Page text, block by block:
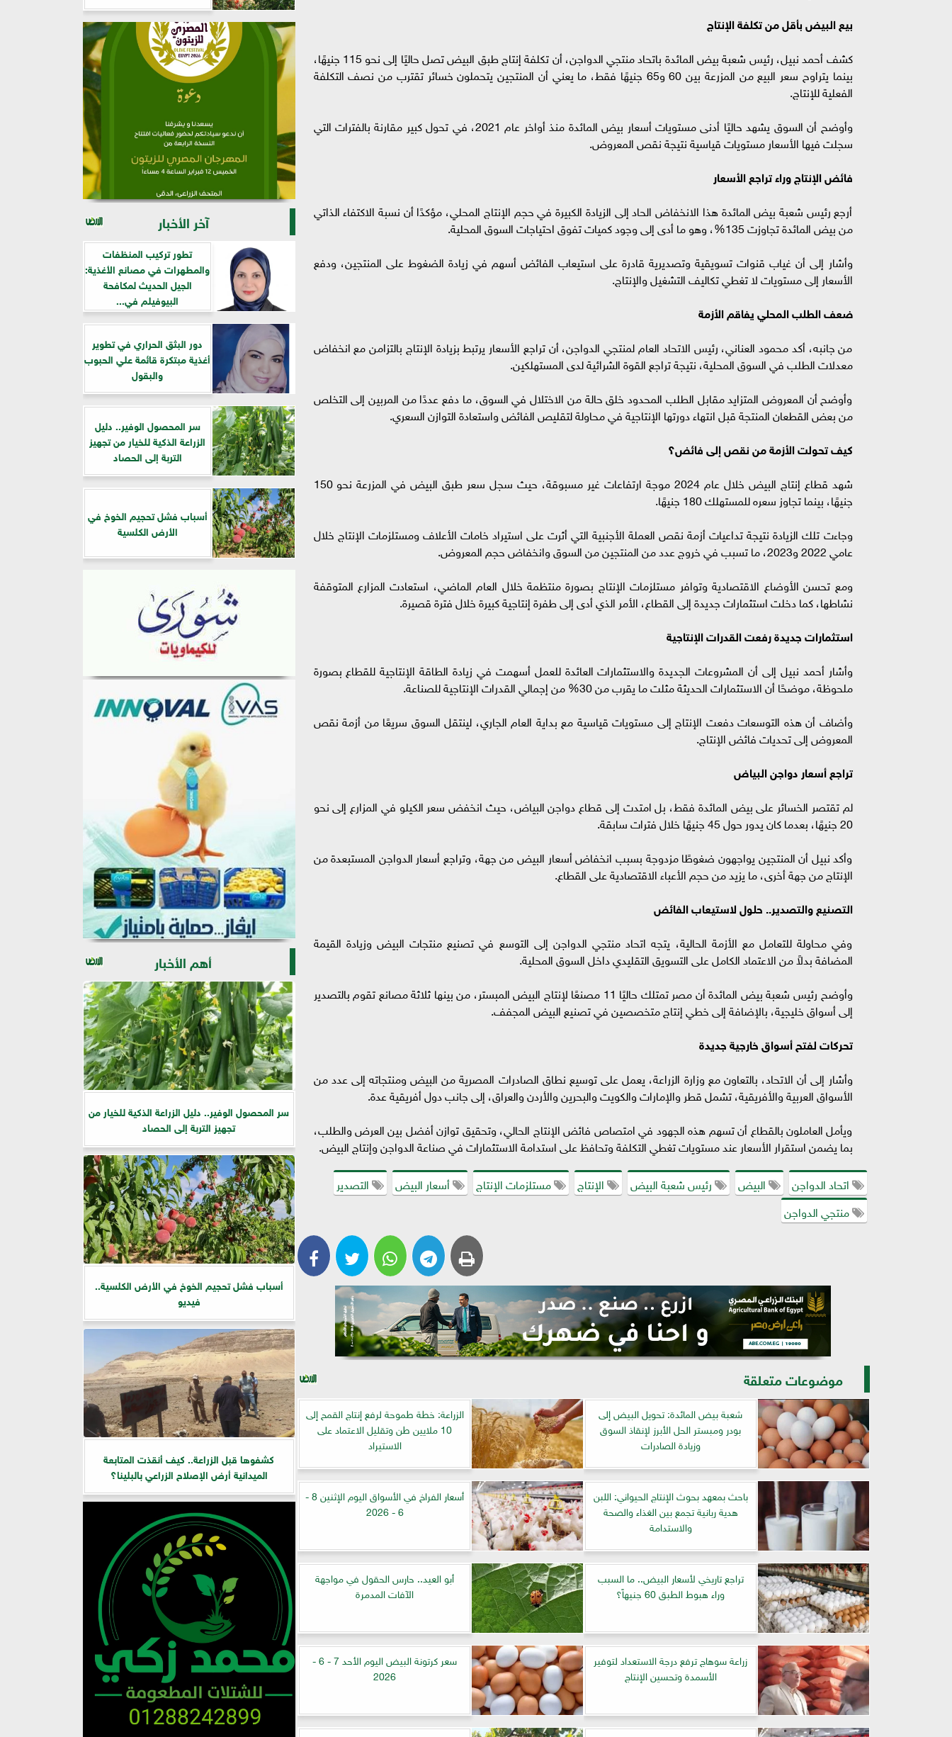
بيع البيض بأقل من تكلفة الإنتاج
كشف أحمد نبيل، رئيس شعبة بيض المائدة باتحاد منتجي الدواجن، أن تكلفة إنتاج طبق البيض تصل حاليًا إلى نحو 115 جنيهًا،
بينما يتراوح سعر البيع من المزرعة بين 60 و65 جنيهًا فقط، ما يعني أن المنتجين يتحملون خسائر تقترب من نصف التكلفة
الفعلية للإنتاج.
وأوضح أن السوق يشهد حاليًا أدنى مستويات أسعار بيض المائدة منذ أواخر عام 2021، في تحول كبير مقارنة بالفترات التي
سجلت فيها الأسعار مستويات قياسية نتيجة نقص المعروض.
فائض الإنتاج وراء تراجع الأسعار
أرجع رئيس شعبة بيض المائدة هذا الانخفاض الحاد إلى الزيادة الكبيرة في حجم الإنتاج المحلي، مؤكدًا أن نسبة الاكتفاء الذاتي
من بيض المائدة تجاوزت 135%، وهو ما أدى إلى وجود كميات تفوق احتياجات السوق المحلية.
وأشار إلى أن غياب قنوات تسويقية وتصديرية قادرة على استيعاب الفائض أسهم في زيادة الضغوط على المنتجين، ودفع
الأسعار إلى مستويات لا تغطي تكاليف التشغيل والإنتاج.
ضعف الطلب المحلي يفاقم الأزمة
من جانبه، أكد محمود العناني، رئيس الاتحاد العام لمنتجي الدواجن، أن تراجع الأسعار يرتبط بزيادة الإنتاج بالتزامن مع انخفاض
معدلات الطلب في السوق المحلية، نتيجة تراجع القوة الشرائية لدى المستهلكين.
وأوضح أن المعروض المتزايد مقابل الطلب المحدود خلق حالة من الاختلال في السوق، ما دفع عددًا من المربين إلى التخلص
من بعض القطعان المنتجة قبل انتهاء دورتها الإنتاجية في محاولة لتقليص الفائض واستعادة التوازن السعري.
كيف تحولت الأزمة من نقص إلى فائض؟
شهد قطاع إنتاج البيض خلال عام 2024 موجة ارتفاعات غير مسبوقة، حيث سجل سعر طبق البيض في المزرعة نحو 150
جنيهًا، بينما تجاوز سعره للمستهلك 180 جنيهًا.
وجاءت تلك الزيادة نتيجة تداعيات أزمة نقص العملة الأجنبية التي أثرت على استيراد خامات الأعلاف ومستلزمات الإنتاج خلال
عامي 2022 و2023، ما تسبب في خروج عدد من المنتجين من السوق وانخفاض حجم المعروض.
ومع تحسن الأوضاع الاقتصادية وتوافر مستلزمات الإنتاج بصورة منتظمة خلال العام الماضي، استعادت المزارع المتوقفة
نشاطها، كما دخلت استثمارات جديدة إلى القطاع، الأمر الذي أدى إلى طفرة إنتاجية كبيرة خلال فترة قصيرة.
استثمارات جديدة رفعت القدرات الإنتاجية
وأشار أحمد نبيل إلى أن المشروعات الجديدة والاستثمارات العائدة للعمل أسهمت في زيادة الطاقة الإنتاجية للقطاع بصورة
ملحوظة، موضحًا أن الاستثمارات الحديثة مثلت ما يقرب من 30% من إجمالي القدرات الإنتاجية للصناعة.
وأضاف أن هذه التوسعات دفعت الإنتاج إلى مستويات قياسية مع بداية العام الجاري، لينتقل السوق سريعًا من أزمة نقص
المعروض إلى تحديات فائض الإنتاج.
تراجع أسعار دواجن البياض
لم تقتصر الخسائر على بيض المائدة فقط، بل امتدت إلى قطاع دواجن البياض، حيث انخفض سعر الكيلو في المزارع إلى نحو
20 جنيهًا، بعدما كان يدور حول 45 جنيهًا خلال فترات سابقة.
وأكد نبيل أن المنتجين يواجهون ضغوطًا مزدوجة بسبب انخفاض أسعار البيض من جهة، وتراجع أسعار الدواجن المستبعدة من
الإنتاج من جهة أخرى، ما يزيد من حجم الأعباء الاقتصادية على القطاع.
التصنيع والتصدير.. حلول لاستيعاب الفائض
وفي محاولة للتعامل مع الأزمة الحالية، يتجه اتحاد منتجي الدواجن إلى التوسع في تصنيع منتجات البيض وزيادة القيمة
المضافة بدلاً من الاعتماد الكامل على التسويق التقليدي داخل السوق المحلية.
وأوضح رئيس شعبة بيض المائدة أن مصر تمتلك حاليًا 11 مصنعًا لإنتاج البيض المبستر، من بينها ثلاثة مصانع تقوم بالتصدير
إلى أسواق خليجية، بالإضافة إلى خطي إنتاج متخصصين في تصنيع البيض المجفف.
تحركات لفتح أسواق خارجية جديدة
وأشار إلى أن الاتحاد، بالتعاون مع وزارة الزراعة، يعمل على توسيع نطاق الصادرات المصرية من البيض ومنتجاته إلى عدد من
الأسواق العربية والأفريقية، تشمل قطر والإمارات والكويت والبحرين والأردن والعراق، إلى جانب دول أفريقية عدة.
ويأمل العاملون بالقطاع أن تسهم هذه الجهود في امتصاص فائض الإنتاج الحالي، وتحقيق توازن أفضل بين العرض والطلب،
بما يضمن استقرار الأسعار عند مستويات تغطي التكلفة وتحافظ على استدامة الاستثمارات في صناعة الدواجن وإنتاج البيض.
اتحاد الدواجن
البيض رئيس شعبة البيض الإنتاج مستلزمات الإنتاج أسعار البيض
التصدير
منتجي الدواجن
موضوعات متعلقة
شعبة بيض المائدة: تحويل البيض إلى
بودر ومبستر الحل الأبرز لإنقاذ السوق
وزيادة الصادرات
الزراعة: خطة طموحة لرفع إنتاج القمح إلى
10 ملايين طن وتقليل الاعتماد على
الاستيراد
باحث بمعهد بحوث الإنتاج الحيواني: اللبن
هدية ربانية تجمع بين الغذاء والصحة
والاستدامة
أسعار الفراخ في الأسواق اليوم الإثنين 8 -
6 - 2026
تراجع تاريخي لأسعار البيض.. ما السبب
وراء هبوط الطبق 60 جنيهاً؟
أبو العيد.. حارس الحقول في مواجهة
الآفات المدمرة
زراعة سوهاج ترفع درجة الاستعداد لتوفير
الأسمدة وتحسين الإنتاج
سعر كرتونة البيض اليوم الأحد 7 - 6 -
2026
آخر الأخبار
تطور تركيب المنظفات
والمطهرات في مصانع الأغذية:
الجيل الحديث لمكافحة
البيوفيلم في...
دور البثق الحراري في تطوير
أغذية مبتكرة قائمة علي الحبوب
والبقول
سر المحصول الوفير.. دليل
الزراعة الذكية للخيار من تجهيز
التربة إلى الحصاد
أسباب فشل تحجيم الخوخ في
الأرض الكلسية
أهم الأخبار
سر المحصول الوفير.. دليل الزراعة الذكية للخيار من
تجهيز التربة إلى الحصاد
أسباب فشل تحجيم الخوخ في الأرض الكلسية..
فيديو
كشفوها قبل الزراعة.. كيف أنقذت المتابعة
الميدانية أرض الإصلاح الزراعي بالبلينا؟